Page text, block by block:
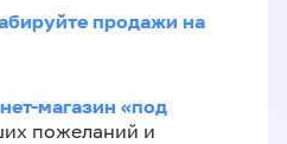
продажи на
магазин «‎под
пожеланий и